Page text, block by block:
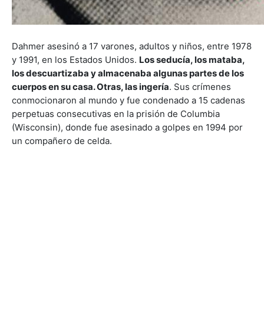
Dahmer asesinó a 17 varones, adultos y niños, entre 1978
y 1991, en los Estados Unidos. Los seducía, los mataba,
los descuartizaba y almacenaba algunas partes de los
cuerpos en su casa. Otras, las ingería. Sus crímenes
conmocionaron al mundo y fue condenado a 15 cadenas
perpetuas consecutivas en la prisión de Columbia
(Wisconsin), donde fue asesinado a golpes en 1994 por
un compañero de celda.